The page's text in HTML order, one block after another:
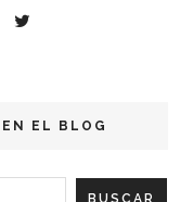
EN EL BLOG